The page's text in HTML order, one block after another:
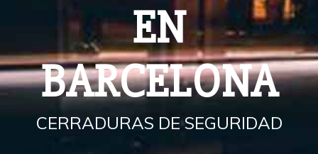
EN
BARCELONA
CERRADURAS DE SEGURIDAD